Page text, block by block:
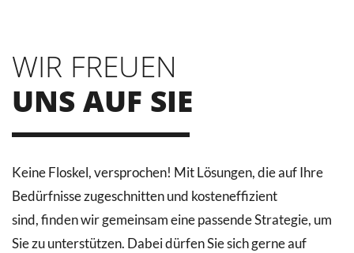
WIR FREUEN
UNS AUF SIE
Keine Floskel, versprochen! Mit Lösungen, die auf Ihre
Bedürfnisse zugeschnitten und kosteneffizient
sind, finden wir gemeinsam eine passende Strategie, um
Sie zu unterstützen. Dabei dürfen Sie sich gerne auf